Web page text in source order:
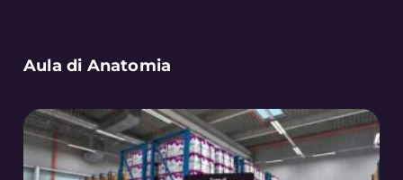
Aula di Anatomia